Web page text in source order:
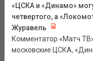
«ЦСКА и «Динамо»
четвертого, а
Журавель
Комментатор «Матч
московские ЦСКА,